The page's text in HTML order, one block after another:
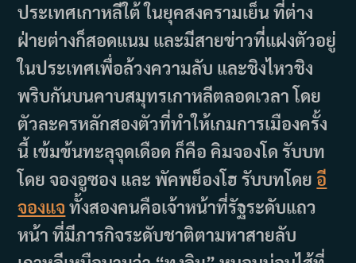
ประเทศเกาหลีใต้ ในยุคสงครามเย็น ที่ต่าง
ฝ่ายต่างก็สอดแนม และมีสายข่าวที่แฝงตัวอยู่
ในประเทศเพื่อล้วงความลับ และชิงไหวชิง
พริบกันบนคาบสมุทรเกาหลีตลอดเวลา โดย
ตัวละครหลักสองตัวที่ทำให้เกมการเมืองครั้ง
นี้ เข้มข้นทะลุจุดเดือด ก็คือ คิมจองโด รับบท
โดย จองอูซอง และ พัคพย็องโฮ รับบทโดย อี
จองแจ ทั้งสองคนคือเจ้าหน้าที่รัฐระดับแถว
หน้า ที่มีภารกิจระดับชาติตามหาสายลับ